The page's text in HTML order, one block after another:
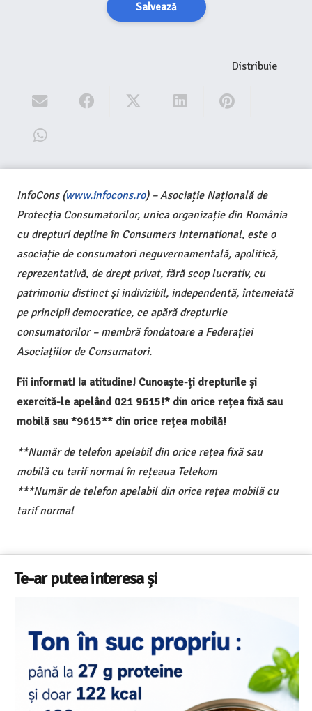
Salvează
Distribuie
InfoCons (www.infocons.ro) – Asociație Națională de
Protecția Consumatorilor, unica organizație din România
cu drepturi depline în Consumers International, este o
asociație de consumatori neguvernamentală, apolitică,
reprezentativă, de drept privat, fără scop lucrativ, cu
patrimoniu distinct și indivizibil, independentă, întemeiată
pe principii democratice, ce apără drepturile
consumatorilor – membră fondatoare a Federației
Asociațiilor de Consumatori.
Fii informat! Ia atitudine! Cunoaște-ți drepturile și
exercită-le apelând 021 9615!* din orice rețea fixă sau
mobilă sau *9615** din orice rețea mobilă!
**Număr de telefon apelabil din orice rețea fixă sau
mobilă cu tarif normal în rețeaua Telekom
***Număr de telefon apelabil din orice rețea mobilă cu
tarif normal
Te-ar putea interesa și